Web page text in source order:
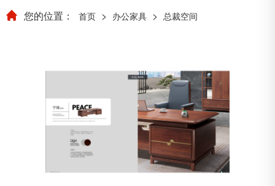
您的位置： 首页 > 办公家具 > 总裁空间